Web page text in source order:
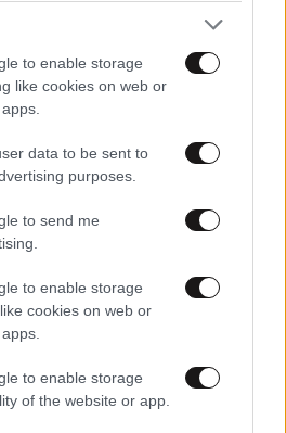
to enable storage
like cookies on web or
data to be sent to
purposes.
to send me
to enable storage
cookies on web or
to enable storage
of the website or app.